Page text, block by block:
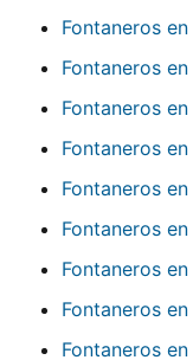
Fontaneros en
Fontaneros en
Fontaneros en
Fontaneros en
Fontaneros en
Fontaneros en
Fontaneros en
Fontaneros en
Fontaneros en